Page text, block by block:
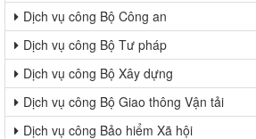
Dịch vụ công Bộ Công an
Dịch vụ công Bộ Tư pháp
Dịch vụ công Bộ Xây dựng
Dịch vụ công Bộ Giao thông Vận tải
Dịch vụ công Bảo hiểm Xã hội